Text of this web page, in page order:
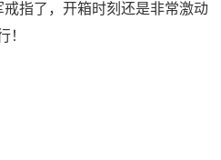
指了，开箱时刻还是非常激动
！